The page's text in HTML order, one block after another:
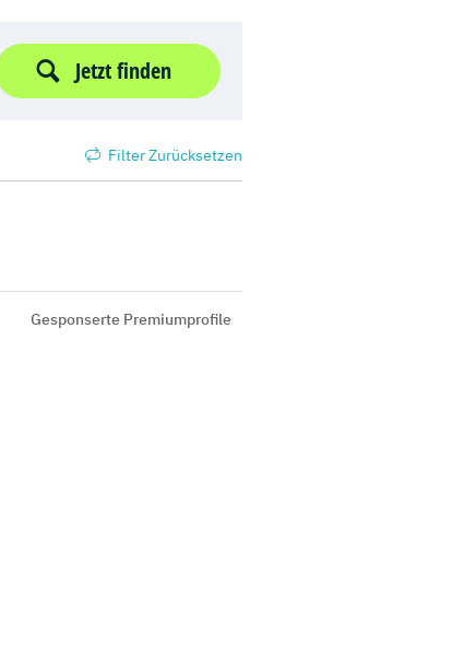
Jetzt finden
Filter Zurücksetzen
Gesponserte Premiumprofile